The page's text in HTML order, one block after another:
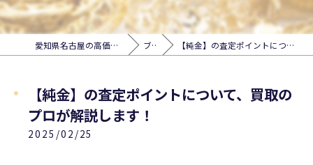
愛知県名古屋の高価買取なら出張買取アトム ブログ 【純金】の査定ポイントについて、買取のプロが解説します！
【純金】の査定ポイントについて、買取の
プロが解説します！
2025/02/25